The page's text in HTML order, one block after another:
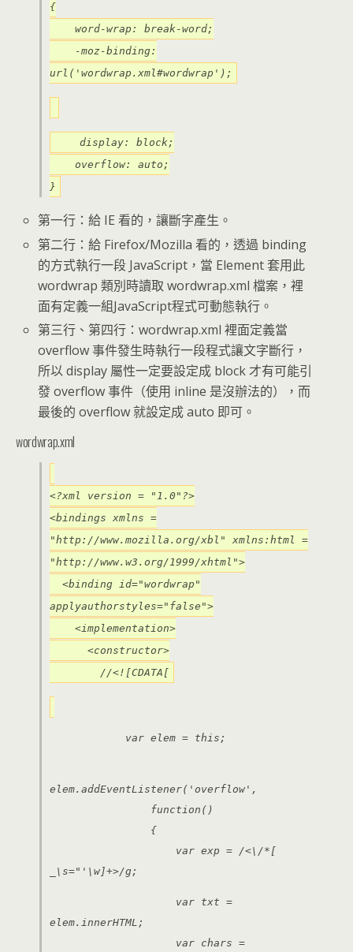
{
word-wrap: break-word;
-moz-binding:
url('wordwrap.xml#wordwrap');
display: block;
overflow: auto;
}
第一行：給 IE 看的，讓斷字產生。
第二行：給 Firefox/Mozilla 看的，透過 binding
的方式執行一段 JavaScript，當 Element 套用此
wordwrap 類別時讀取 wordwrap.xml 檔案，裡
面有定義一組JavaScript程式可動態執行。
第三行、第四行：wordwrap.xml 裡面定義當
overflow 事件發生時執行一段程式讓文字斷行，
所以 display 屬性一定要設定成 block 才有可能引
發 overflow 事件（使用 inline 是沒辦法的），而
最後的 overflow 就設定成 auto 即可。
wordwrap.xml
<?xml version = "1.0"?>
<bindings xmlns =
"http://www.mozilla.org/xbl" xmlns:html =
"http://www.w3.org/1999/xhtml">
<binding id="wordwrap"
applyauthorstyles="false">
<implementation>
<constructor>
//<![CDATA[
var elem = this;
elem.addEventListener('overflow',
function()
{
var exp = /<​\/*[​
_\s="'\w]+>/g;
var txt =
elem.innerHTML;
var chars =